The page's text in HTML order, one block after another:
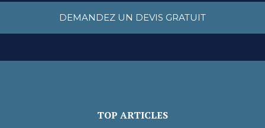
DEMANDEZ UN DEVIS GRATUIT
TOP ARTICLES